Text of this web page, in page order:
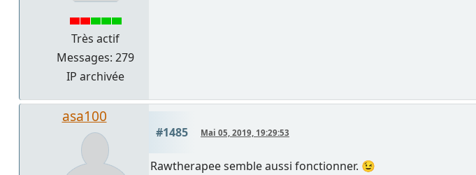
Très actif
Messages: 279
IP archivée
asa100
#1485 Mai 05, 2019, 19:29:53
Rawtherapee semble aussi fonctionner. 😉